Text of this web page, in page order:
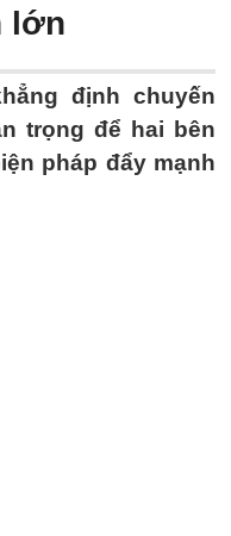
lớn
định chuyến
trọng để hai bên
pháp đẩy mạnh